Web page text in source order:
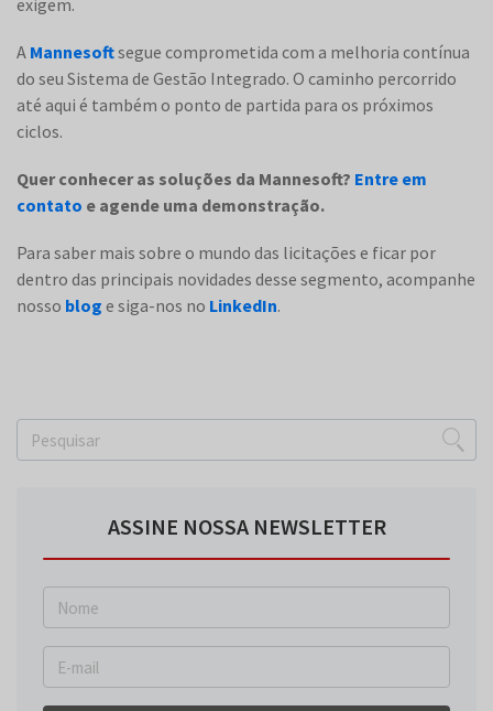
A Mannesoftsegue comprometida com a melhoria contínua
do seu Sistema de Gestão Integrado. O caminho percorrido
até aqui é também o ponto de partida para os próximos
ciclos.
Quer conhecer as soluções da Mannesoft? Entre em
contato e agende uma demonstração.
Para saber mais sobre o mundo das licitações e ficar por
dentro das principais novidades desse segmento, acompanhe
nosso blog e siga-nos no LinkedIn.
ASSINE NOSSA NEWSLETTER